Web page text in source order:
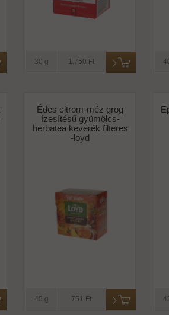
30 g 1.750 Ft
Édes citrom-méz grog
ízesítésű gyümölcs-
herbatea keverék filteres
-loyd
45 g 751 Ft